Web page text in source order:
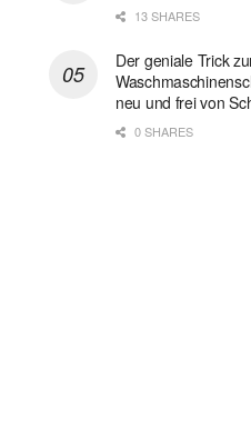
13 SHARES
Der geniale Trick
neu und frei von
0 SHARES